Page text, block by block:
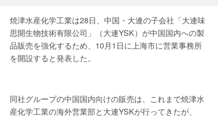
焼津水産化学工業は28日、中国・大連の子会社「大連味
思開生物技術有限公司」（大連YSK）が中国国内への製
品販売を強化するため、10月1日に上海市に営業事務所
を開設すると発表した。
同社グループの中国国内向けの販売は、これまで焼津水
産化学工業の海外営業部と大連YSKが行ってきたが、